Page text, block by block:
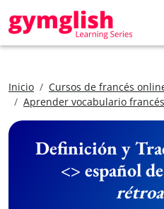
Inicio
Cursos de francés
Aprender vocabulario francés
Definición y
<> español de